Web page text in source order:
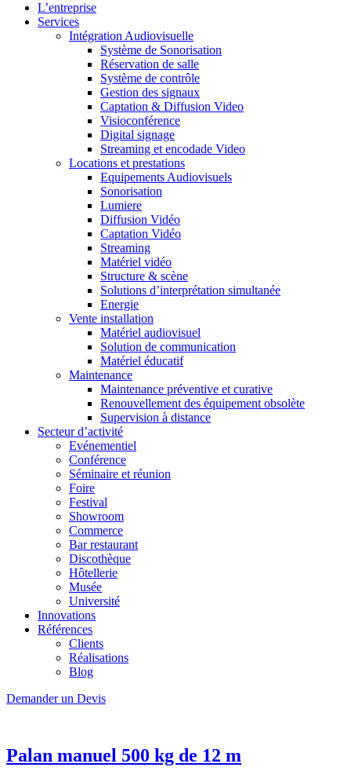
L’entreprise
Services
Intégration Audiovisuelle
Système de Sonorisation
Réservation de salle
Système de contrôle
Gestion des signaux
Captation & Diffusion Video
Visioconférence
Digital signage
Streaming et encodade Video
Locations et prestations
Equipements Audiovisuels
Sonorisation
Lumiere
Diffusion Vidéo
Captation Vidéo
Streaming
Matériel vidéo
Structure & scène
Solutions d’interprétation simultanée
Energie
Vente installation
Matériel audiovisuel
Solution de communication
Matériel éducatif
Maintenance
Maintenance préventive et curative
Renouvellement des équipement obsolète
Supervision à distance
Secteur d’activité
Evénementiel
Conférence
Séminaire et réunion
Foire
Festival
Showroom
Commerce
Bar restaurant
Discothèque
Hôtellerie
Musée
Université
Innovations
Références
Clients
Réalisations
Blog
Demander un Devis
Palan manuel 500 kg de 12 m